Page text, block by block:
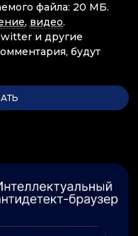
файла: 20 МБ.
, видео.
и другие
будут